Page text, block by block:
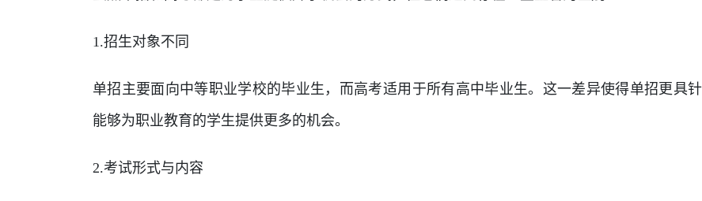
1.招生对象不同
单招主要面向中等职业学校的毕业生，而高考适用于所有高中毕业生。这一差异使得单招更具针
能够为职业教育的学生提供更多的机会。
2.考试形式与内容